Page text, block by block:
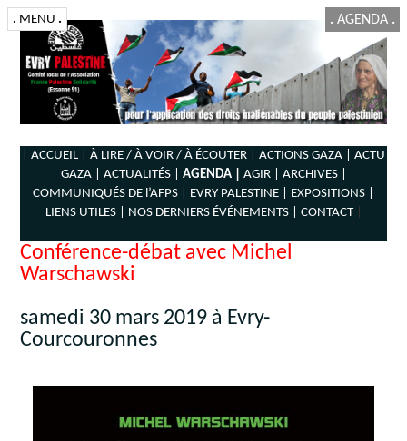
. MENU . . AGENDA .
| ACCUEIL | À LIRE / À VOIR / À ÉCOUTER | ACTIONS GAZA |
ACTU
GAZA |
ACTUALITÉS | AGENDA | AGIR |
ARCHIVES |
COMMUNIQUÉS DE l’AFPS |
EVRY PALESTINE |
EXPOSITIONS |
LIENS UTILES |
NOS DERNIERS ÉVÉNEMENTS | CONTACT|
Conférence-débat avec Michel
Warschawski
samedi 30 mars 2019 à Evry-
Courcouronnes